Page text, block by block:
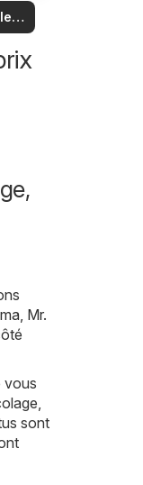
, Mr.
vous
sont